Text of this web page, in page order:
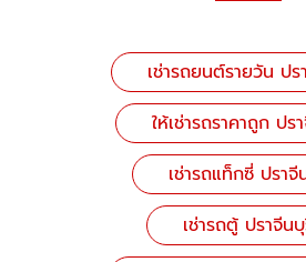
เช่ารถยนต์รายวัน ปร
ให้เช่ารถราคาถูก ปร
เช่ารถแท็กซี่ ปราจี
เช่ารถตู้ ปราจีน